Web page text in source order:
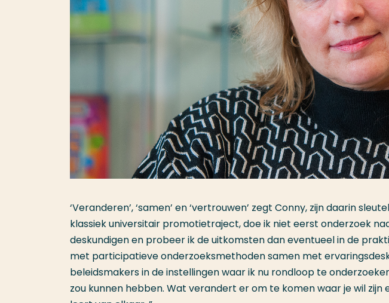
‘Veranderen’, ‘samen’ en ‘vertrouwen’ zegt Conny, zijn daarin
klassiek universitair promotietraject, doe ik niet eerst onderzoek
deskundigen en probeer ik de uitkomsten dan eventueel in de
met participatieve onderzoeksmethoden samen met
beleidsmakers in de instellingen waar ik nu rondloop te
zou kunnen hebben. Wat verandert er om te komen waar je wil zijn